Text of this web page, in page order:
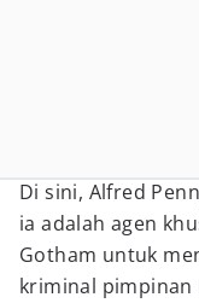
Di sini, Alfred
ia adalah agen
Gotham untuk
kriminal pimpinan